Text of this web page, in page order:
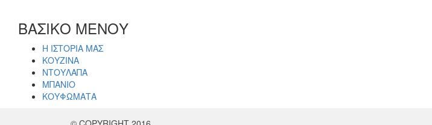
ΒΑΣΙΚΟ ΜΕΝΟΥ
Η ΙΣΤΟΡΙΑ ΜΑΣ
ΚΟΥΖΙΝΑ
ΝΤΟΥΛΑΠΑ
ΜΠΑΝΙΟ
ΚΟΥΦΩΜΑΤΑ